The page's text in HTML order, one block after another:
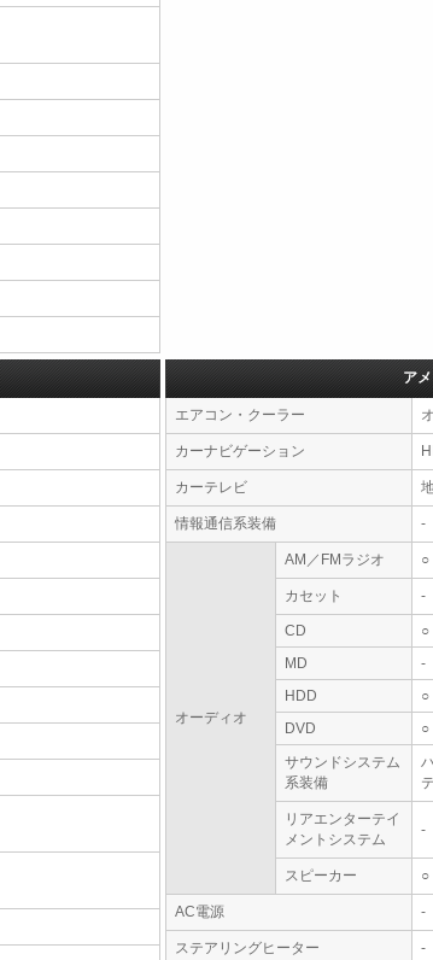
ア
エアコン・クーラー
カーナビゲーション
カーテレビ
情報通信系装備 -
オーディオ
AM／FMラジオ ○
カセット -
CD
○
MD
-
HDD
○
DVD
○
サウンドシステム
系装備
リアエンターテイ
メントシステム
-
スピーカー ○
AC電源 -
ステアリングヒーター -